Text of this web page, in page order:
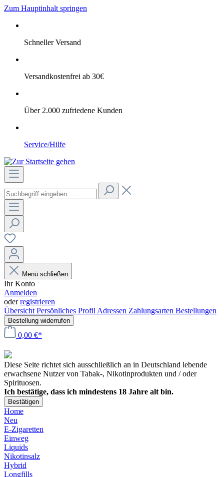
Zum Hauptinhalt springen
Schneller Versand
Versandkostenfrei ab 30€
Über 2.000 zufriedene Kunden
Service/Hilfe
Menü schließen
Ihr Konto
Anmelden
oderregistrieren
Übersicht Persönliches Profil Adressen Zahlungsarten Bestellungen
Bestellung widerrufen
0,00 €*
Diese Seite richtet sich ausschließlich an in Deutschland lebende
erwachsene Nutzer von Tabak-, Nikotinprodukten und / oder
Spirituosen.
Ich bestätige, dass ich mindestens 18 Jahre alt bin.
Bestätigen
Home
Neu
E-Zigaretten
Einweg
Liquids
Nikotinsalz
Hybrid
Longfills